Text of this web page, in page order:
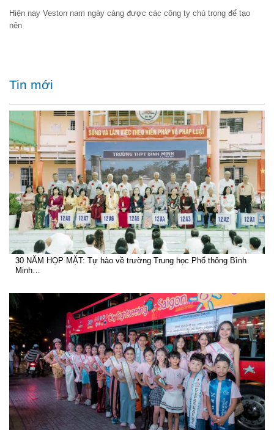
Hiện nay Veston nam ngày càng được các công ty chú trọng để tạo
nên
Tin mới
30 NĂM HỌP MẶT: Tự hào về trường Trung học Phổ thông Bình
Minh…